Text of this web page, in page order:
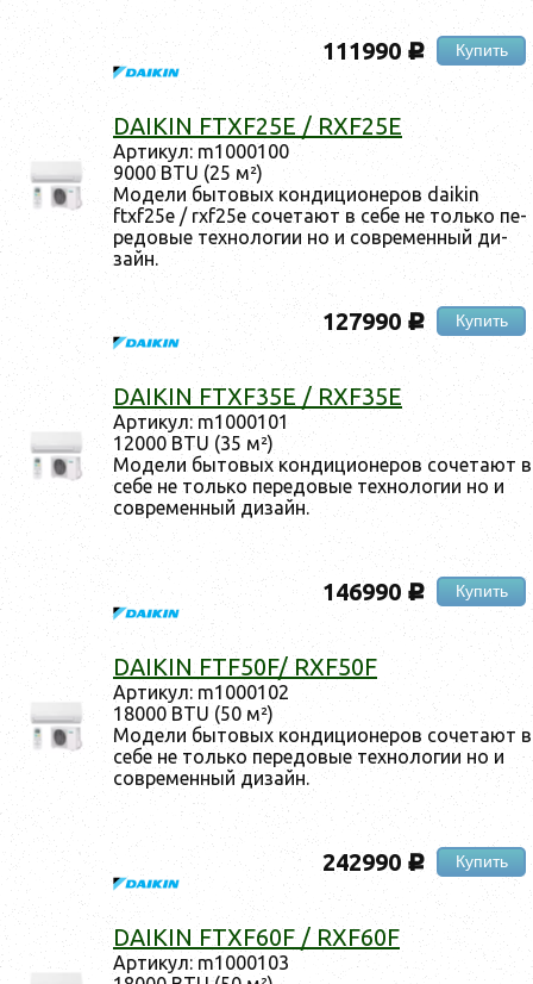
111990 c Купить
DAIKIN FTXF25E / RXF25E
Ар­ти­кул: m1000100
9000 BTU (25 м²)
Мо­дели бы­товых кон­ди­ци­оне­ров daikin
ftxf25e / rxf25e со­чета­ют в се­бе не толь­ко пе­
редо­вые тех­но­логии но и сов­ре­мен­ный ди­
зайн.
127990 c Купить
DAIKIN FTXF35E / RXF35E
Ар­ти­кул: m1000101
12000 BTU (35 м²)
Мо­дели бы­товых кон­ди­ци­оне­ров со­чета­ют в
се­бе не толь­ко пе­редо­вые тех­но­логии но и
сов­ре­мен­ный ди­зайн.
146990 c Купить
DAIKIN FTF50F/ RXF50F
Ар­ти­кул: m1000102
18000 BTU (50 м²)
Мо­дели бы­товых кон­ди­ци­оне­ров со­чета­ют в
се­бе не толь­ко пе­редо­вые тех­но­логии но и
сов­ре­мен­ный ди­зайн.
242990 c Купить
DAIKIN FTXF60F / RXF60F
Ар­ти­кул: m1000103